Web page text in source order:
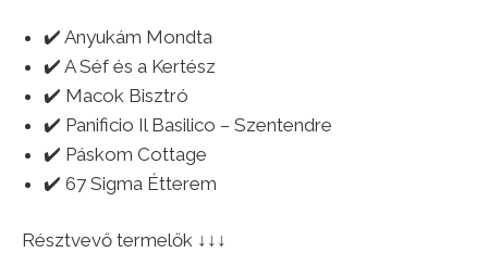
✔️ Anyukám Mondta
✔️ A Séf és a Kertész
✔️ Macok Bisztró
✔️ Panificio Il Basilico – Szentendre
✔️ Páskom Cottage
✔️ 67 Sigma Étterem
Résztvevő termelők ↓↓↓